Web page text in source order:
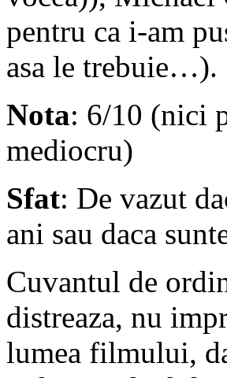
pentru ca i-am
asa le trebuie…).
Nota: 6/10 (nici
mediocru)
Sfat: De vazut
ani sau daca
Cuvantul de
distreaza, nu
lumea filmului,